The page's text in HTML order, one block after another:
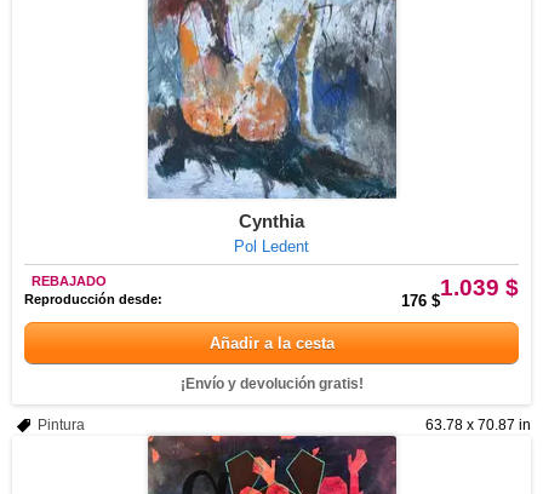
Cynthia
Pol Ledent
1.039 $
REBAJADO
Reproducción desde:
176 $
Añadir a la cesta
¡Envío y devolución gratis!
63.78 x 70.87 in
Pintura